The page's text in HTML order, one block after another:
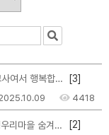
서 행복합니다. [3]
4418
진 포토존 2 곳) [2]